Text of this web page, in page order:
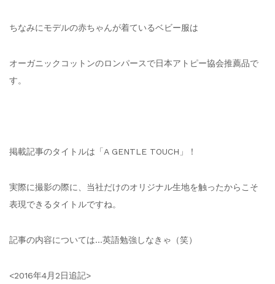
ちなみにモデルの赤ちゃんが着ているベビー服は
オーガニックコットンのロンパースで日本アトピー協会推薦品で
す。
掲載記事のタイトルは「A GENTLE TOUCH」！
実際に撮影の際に、当社だけのオリジナル生地を触ったからこそ
表現できるタイトルですね。
記事の内容については…英語勉強しなきゃ（笑）
<2016年4月2日追記>